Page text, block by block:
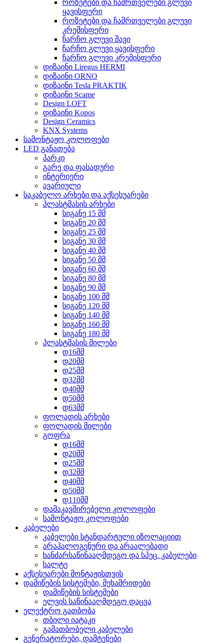
როზეტები და ჩამრთველები გლუვი
ყავისფერი
როზეტები და ჩამრთველები გლუვი
კრემისფერი
ჩარჩო გლუვი შავი
ჩარჩო გლუვი ყავისფერი
ჩარჩო გლუვი კრემისფერი
დიზაინი Liregus HERMI
დიზაინი ORNO
დიზაინი Tesla PRAKTIK
დიზაინი Scame
Design LOFT
დიზაინი Kopos
Design Ceramics
KNX Systems
სამონტაჟო კოლოფები
LED განათება
პარკი
გარე და ფასადური
ინტერიერი
ავარიული
საკაბელო არხები და აქსესუარები
პლასტმასის არხები
სიგანე 15 მმ
სიგანე 20 მმ
სიგანე 25 მმ
სიგანე 30 მმ
სიგანე 40 მმ
სიგანე 50 მმ
სიგანე 60 მმ
სიგანე 80 მმ
სიგანე 90 მმ
სიგანე 100 მმ
სიგანე 120 მმ
სიგანე 140 მმ
სიგანე 160 მმ
სიგანე 180 მმ
პლასტმასის მილები
დ16მმ
დ20მმ
დ25მმ
დ32მმ
დ40მმ
დ50მმ
დ63მმ
ფოლადის არხები
ფოლადის მილები
გოფრა
დ16მმ
დ20მმ
დ25მმ
დ32მმ
დ40მმ
დ50მმ
დ110მმ
დამაკავშირებელი კოლოფები
სამონტაჟო კოლოფები
კაბელები
კაბელები სტანდარტული იზოლაციით
არაჰალოგენური და არაალებადი
ხანძარსაწინააღმდეგო და სპეც. კაბელები
სალტე
აქსესუარები მონტაჟისთვის
დამიწების სისტემები, მეხამრიდები
დამიწების სისტემები
ელვის საწინააღმდეგო დაცვა
ელექტრო გათბობა
თბილი იატაკი
გამათბობელი კაბელები
გენერატორები, დამტენები